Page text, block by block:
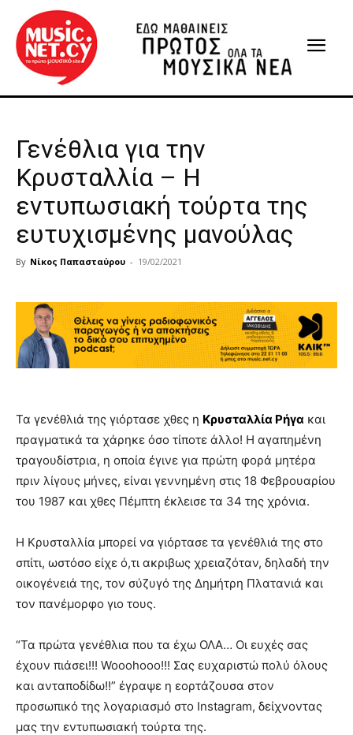
Γενέθλια για την
Κρυσταλλία – Η
εντυπωσιακή τούρτα της
ευτυχισμένης μανούλας
By Νίκος Παπασταύρου - 19/02/2021
Τα γενέθλιά της γιόρτασε χθες η Κρυσταλλία Ρήγα και
πραγματικά τα χάρηκε όσο τίποτε άλλο! Η αγαπημένη
τραγουδίστρια, η οποία έγινε για πρώτη φορά μητέρα
πριν λίγους μήνες, είναι γεννημένη στις 18 Φεβρουαρίου
του 1987 και χθες Πέμπτη έκλεισε τα 34 της χρόνια.
Η Κρυσταλλία μπορεί να γιόρτασε τα γενέθλιά της στο
σπίτι, ωστόσο είχε ό,τι ακριβως χρειαζόταν, δηλαδή την
οικογένειά της, τον σύζυγό της Δημήτρη Πλατανιά και
τον πανέμορφο γιο τους.
“Τα πρώτα γενέθλια που τα έχω ΟΛΑ… Οι ευχές σας
έχουν πιάσει!!! Wooohooo!!! Σας ευχαριστώ πολύ όλους
και ανταποδίδω!!” έγραψε η εορτάζουσα στον
προσωπικό της λογαριασμό στο Instagram, δείχνοντας
μας την εντυπωσιακή τούρτα της.